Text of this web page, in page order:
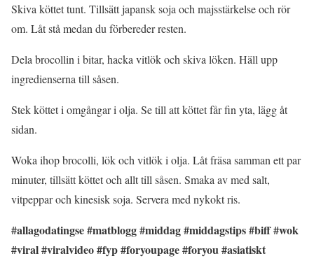
Skiva köttet tunt. Tillsätt japansk soja och majsstärkelse och rör
om. Låt stå medan du förbereder resten.
Dela brocollin i bitar, hacka vitlök och skiva löken. Häll upp
ingredienserna till såsen.
Stek köttet i omgångar i olja. Se till att köttet får fin yta, lägg åt
sidan.
Woka ihop brocolli, lök och vitlök i olja. Låt fräsa samman ett par
minuter, tillsätt köttet och allt till såsen. Smaka av med salt,
vitpeppar och kinesisk soja. Servera med nykokt ris.
#allagodatingse#matblogg#middag#middagstips#biff#wok
#viral#viralvideo#fyp#foryoupage#foryou#asiatiskt